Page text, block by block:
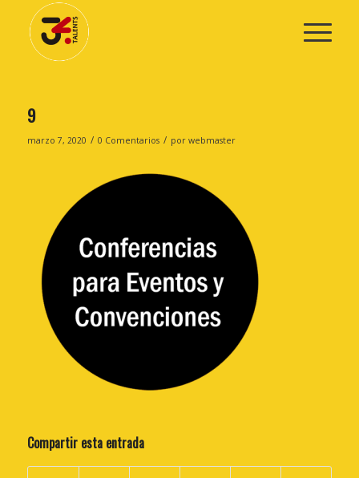
9
marzo 7, 2020 / 0 Comentarios / por webmaster
Compartir esta entrada